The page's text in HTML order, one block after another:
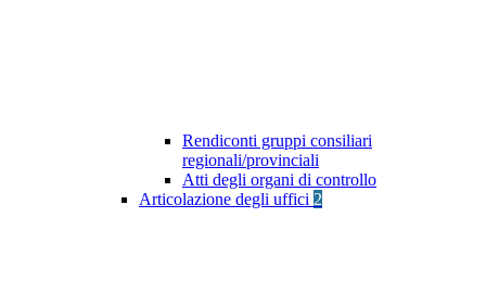
Rendiconti gruppi consiliari
regionali/provinciali
Atti degli organi di controllo
Articolazione degli uffici 2